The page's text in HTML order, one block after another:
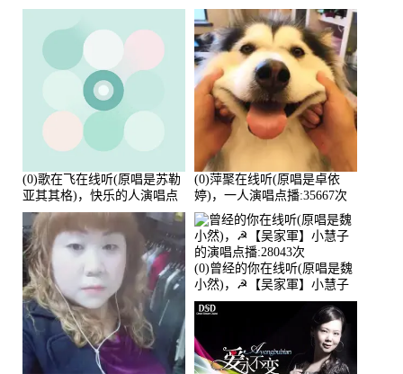
点播:80218次
(0)歌在飞在线听(原唱是苏勒
亚其其格)，快乐的人演唱点
播:36次
(0)萍聚在线听(原唱是卓依
婷)，一人演唱点播:35667次
(0)曾经的你在线听(原唱是魏
小然)，☭【吴家軍】小慧子
的演唱点播:28043次